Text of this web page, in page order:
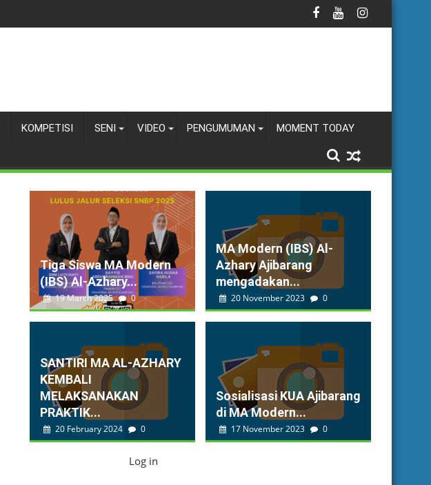
KOMPETISI SENI VIDEO PENGUMUMAN MOMENT TODAY
Tiga Siswa MA Modern
(IBS) Al-Azhary...
19 March 2025 0
SANTIRI MA AL-AZHARY
KEMBALI
MELAKSANAKAN
PRAKTIK...
20 February 2024 0
MA Modern (IBS) Al-
Azhary Ajibarang
mengadakan...
20 November 2023 0
Sosialisasi KUA Ajibarang
di MA Modern...
17 November 2023 0
Log in